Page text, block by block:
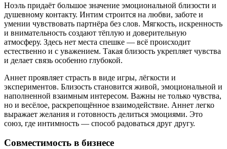
Ноэль придаёт большое значение эмоциональной близости и
душевному контакту. Интим строится на любви, заботе и
умении чувствовать партнёра без слов. Мягкость, искренность
и внимательность создают тёплую и доверительную
атмосферу. Здесь нет места спешке — всё происходит
естественно и с уважением. Такая близость укрепляет чувства
и делает связь особенно глубокой.
Аннет проявляет страсть в виде игры, лёгкости и
экспериментов. Близость становится живой, эмоциональной и
наполненной взаимным интересом. Важны не только чувства,
но и весёлое, раскрепощённое взаимодействие. Аннет легко
выражает желания и готовность делиться эмоциями. Это
союз, где интимность — способ радоваться друг другу.
Совместимость в бизнесе